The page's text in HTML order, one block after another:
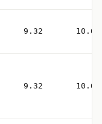
9.32 10.63
9.32 10.63